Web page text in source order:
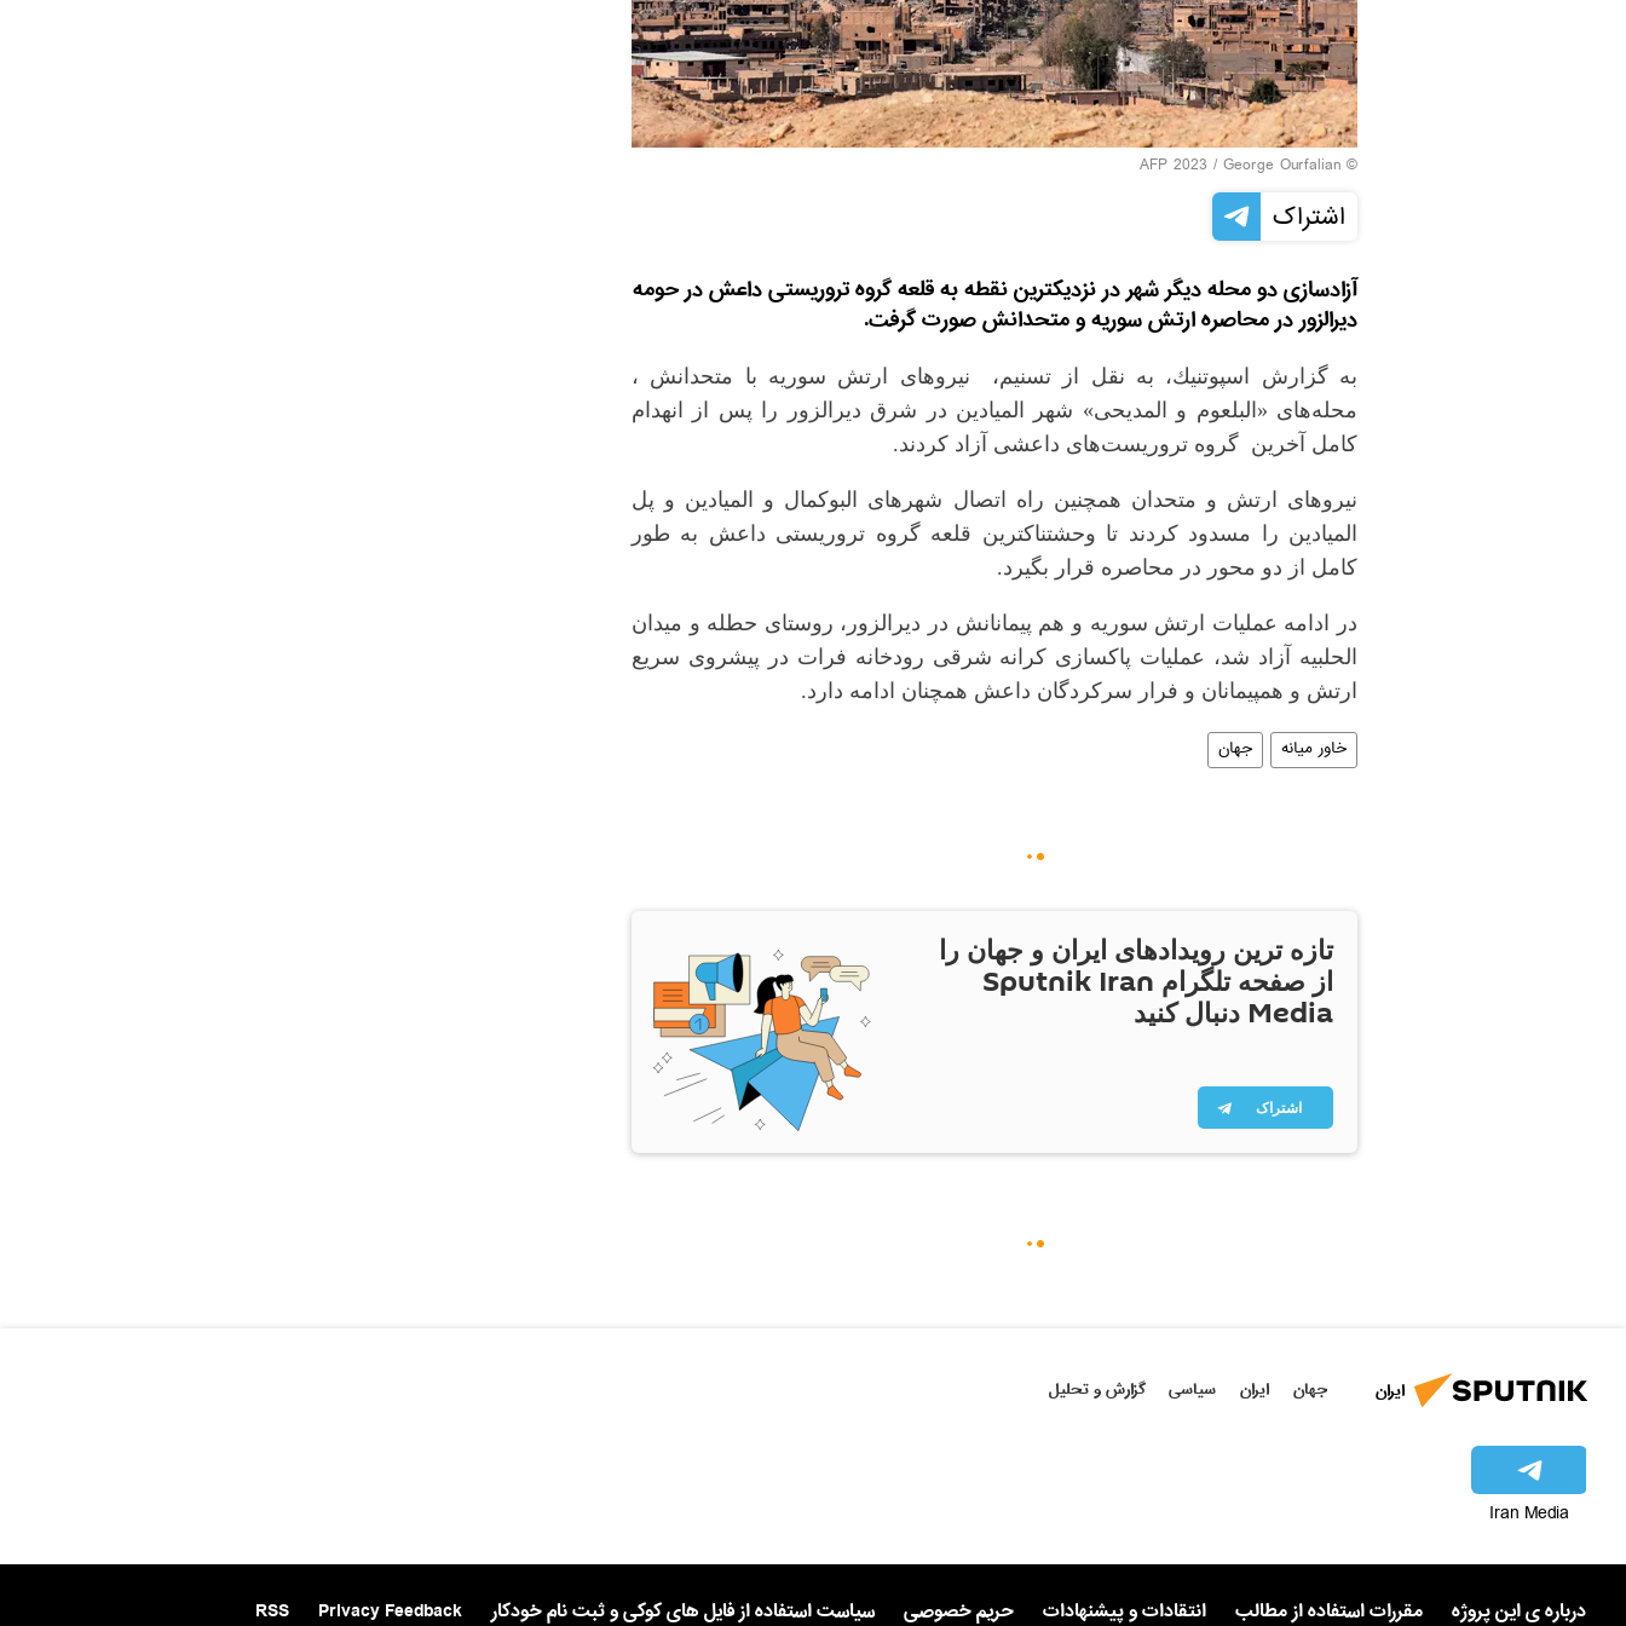
© AFP 2023 / George Ourfalian
اشتراک
آزادسازی دو محله دیگر شهر در نزديكترين نقطه به قلعه گروه تروریستی داعش در حومه
دیرالزور در محاصره ارتش سوريه و متحدانش صورت گرفت.
به گزارش اسپوتنيك، به نقل از تسنيم، نیروهای ارتش سوریه با متحدانش ،
محله‌های «البلعوم و المدیحی» شهر المیادین در شرق دیرالزور را پس از انهدام
كامل آخرین گروه تروریست‌های داعشی آزاد کردند.
نیروهای ارتش و متحدان همچنین راه اتصال شهرهای البوکمال و المیادین و پل
المیادین را مسدود كردند تا وحشتناكترين قلعه گروه تروریستی داعش به طور
کامل از دو محور در محاصره قرار بگیرد.
در ادامه عملیات ارتش سوریه و هم پيمانانش در دیرالزور، روستای حطله و میدان
الحلبیه آزاد شد، عملیات پاکسازی کرانه شرقی رودخانه فرات در پیشروی سریع
ارتش و همپیمانان و فرار سرکردگان داعش همچنان ادامه دارد.
خاور میانه جهان
تازه ترین رویدادهای ایران و جهان را
از صفحه تلگرام Sputnik Iran
Media دنبال کنید
اشتراک
ایران جهان ایران سیاسی گزارش و تحلیل
Iran Media
درباره ی این پروژه مقررات استفاده از مطالب انتقادات و پیشنهادات حریم خصوصی سیاست استفاده از فایل های کوکی و ثبت نام خودکار Privacy Feedback
RSS